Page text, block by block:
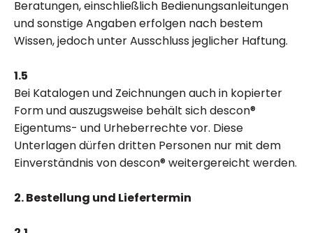
Beratungen, einschließlich Bedienungsanleitungen
und sonstige Angaben erfolgen nach bestem
Wissen, jedoch unter Ausschluss jeglicher Haftung.
1.5
Bei Katalogen und Zeichnungen auch in kopierter
Form und auszugsweise behält sich descon®
Eigentums- und Urheberrechte vor. Diese
Unterlagen dürfen dritten Personen nur mit dem
Einverständnis von descon® weitergereicht werden.
2. Bestellung und Liefertermin